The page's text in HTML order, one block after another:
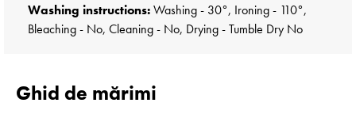
Washing instructions:Washing - 30°, Ironing - 110°,
Bleaching - No, Cleaning - No, Drying - Tumble Dry No
Ghid de mărimi